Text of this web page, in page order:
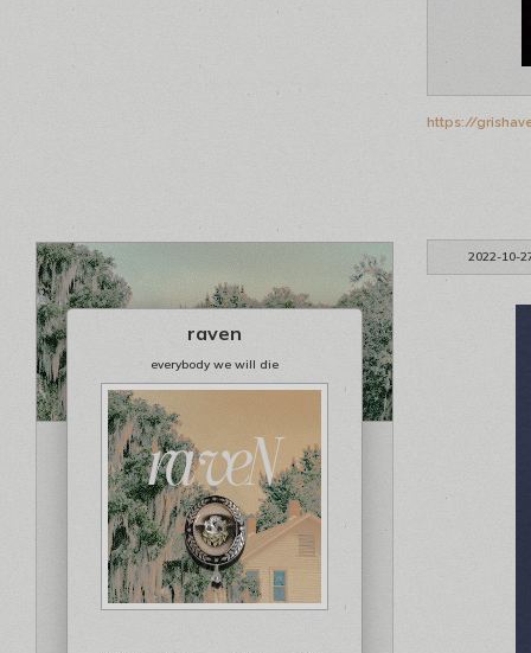
https://
2022-10-
raven
everybody we will die